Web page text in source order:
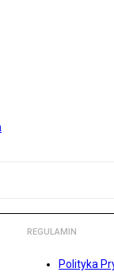
REGULAMIN
Polityka